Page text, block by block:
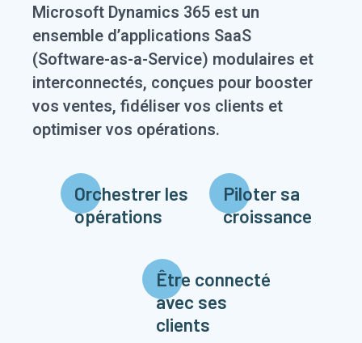
Microsoft Dynamics 365 est un
ensemble d’applications SaaS
(Software-as-a-Service) modulaires et
interconnectés, conçues pour booster
vos ventes, fidéliser vos clients et
optimiser vos opérations.
Orchestrer les
opérations
Piloter sa
croissance
Être connecté
avec ses
clients